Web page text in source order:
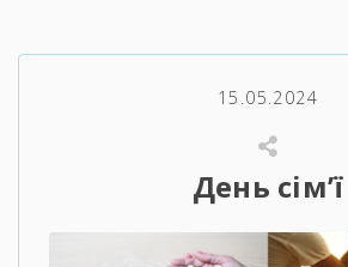
15.05.2024
День сім’ї